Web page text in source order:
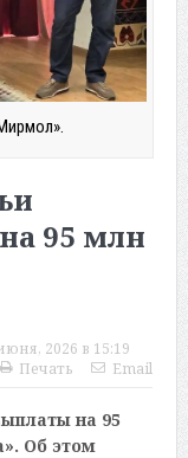
95 млн
2026 в 15:19
Печать Email
на 95
Об этом